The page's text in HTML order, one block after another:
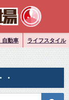
自動車 ライフスタイル